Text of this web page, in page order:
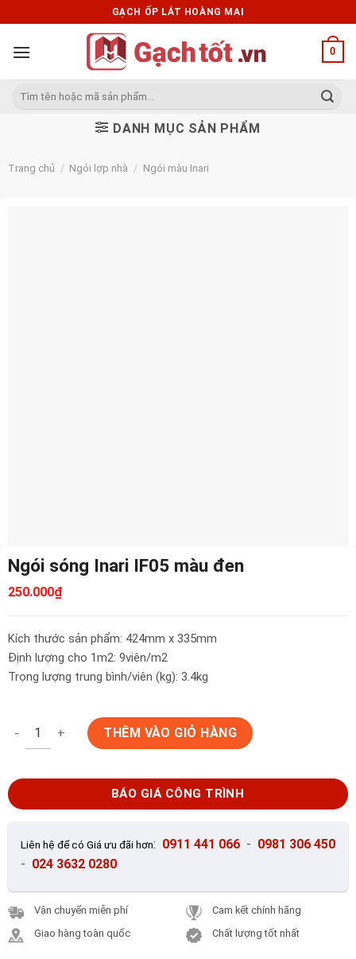
to
content
GẠCH ỐP LÁT HOÀNG MAI
0
Tìm
DANH MỤC SẢN PHẨM
Trang chủ / Ngói lợp nhà / Ngói màu Inari
Ngói sóng Inari IF05 màu đen
250.000₫
Kích thước sản phẩm: 424mm x 335mm
Định lượng cho 1m2: 9viên/m2
Trọng lượng trung bình/viên (kg): 3.4kg
Ngói sóng Inari IF05 màu đen số lượng
THÊM VÀO GIỎ HÀNG
BÁO GIÁ CÔNG TRÌNH
Liên hệ để có Giá ưu đãi hơn: 0911 441 066 - 0981 306 450
- 024 3632 0280
Vận chuyển miễn phí
Giao hàng toàn quốc
Cam kết chính hãng
Chất lượng tốt nhất